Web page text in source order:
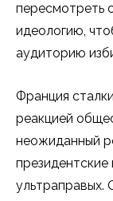
пересмотреть
идеологию,
аудиторию
Франция
реакцией
неожиданный
ультраправых.